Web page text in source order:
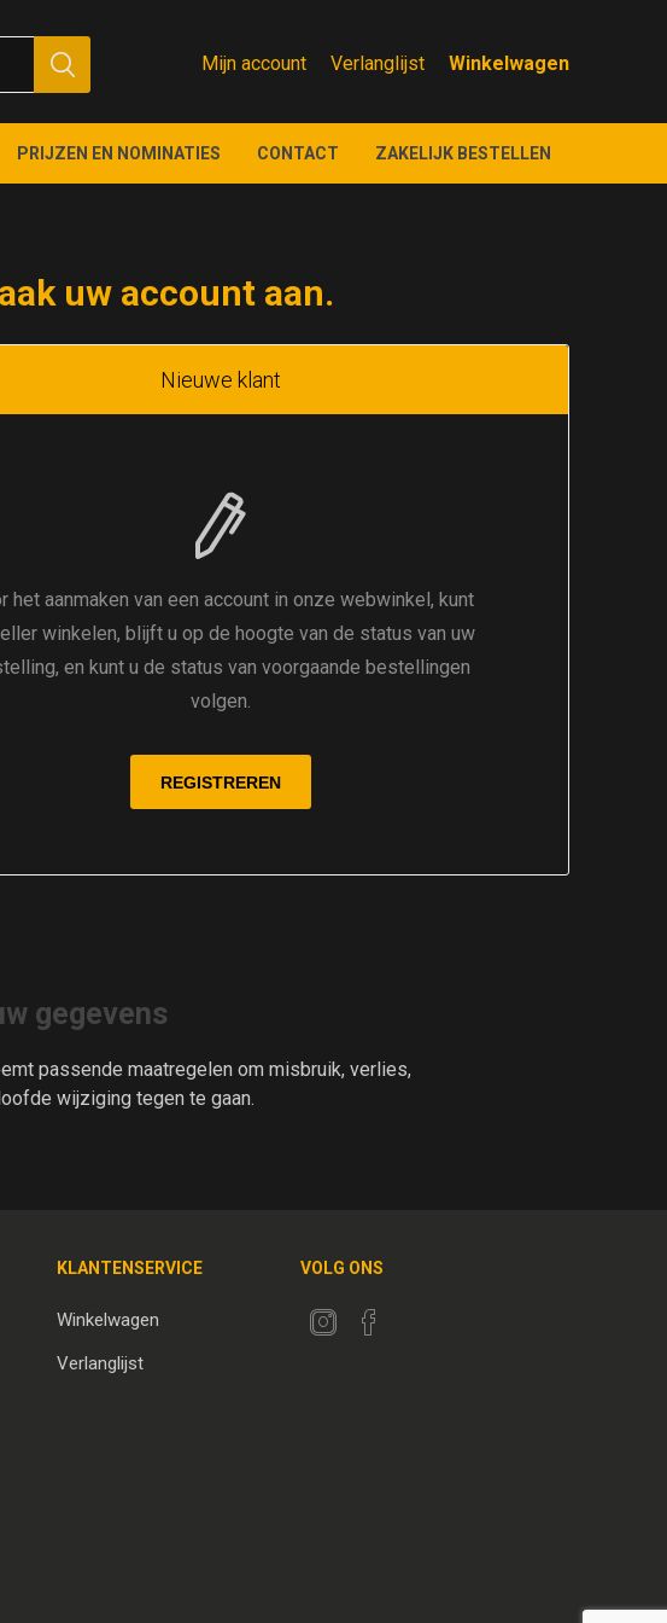
Mijn account Verlanglijst
PRIJZEN EN NOMINATIES CONTACT ZAKELIJK BESTELLEN
uw account aan.
Nieuwe klant
het aanmaken van een account in onze webwinkel, kunt
winkelen, blijft u op de hoogte van de status van uw
en kunt u de status van voorgaande bestellingen
volgen.
gegevens
passende maatregelen om misbruik, verlies,
wijziging tegen te gaan.
KLANTENSERVICE
Winkelwagen
Verlanglijst
VOLG ONS